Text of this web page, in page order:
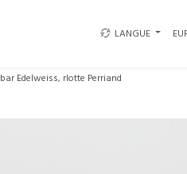
LANGUE
Edelweiss, rlotte Perriand